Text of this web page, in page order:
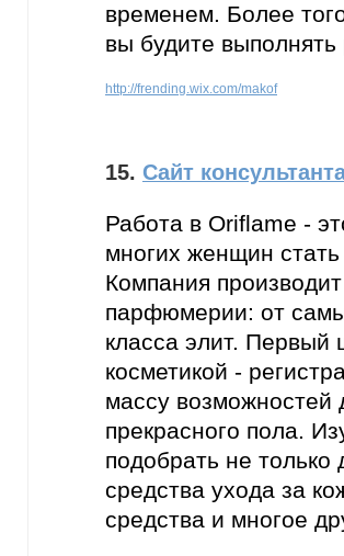
временем. Более
вы будите
http://frending.wix.com/makof
15. Сайт
Работа в Oriflame -
многих женщин
Компания
парфюмерии: от
класса элит. Первый
косметикой -
массу возможностей
прекрасного пола.
подобрать не только
средства ухода за
средства и многое